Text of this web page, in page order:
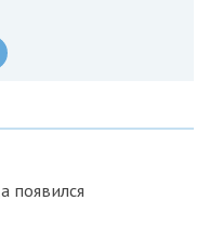
появился